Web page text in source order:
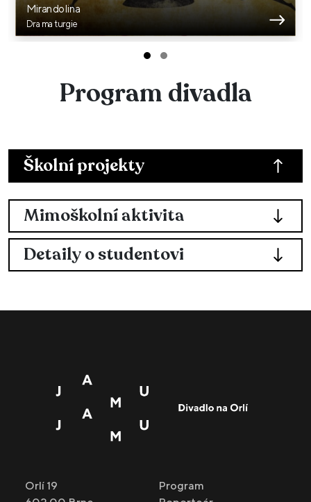
Školní projekty
Mimoškolní aktivita
Detaily o studentovi
Mirandolina
Dramaturgie
Program divadla
Orlí 19
Program